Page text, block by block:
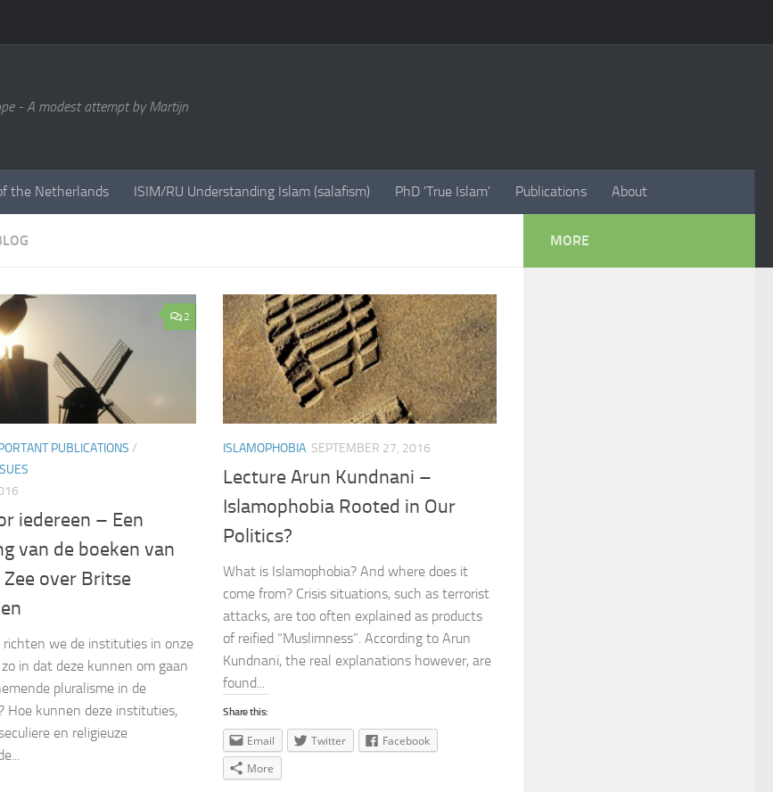
- A modest attempt by Martijn
the Netherlands ISIM/RU Understanding Islam (salafism) PhD 'True Islam' Publications About
2
PUBLICATIONS /
iedereen – Een
van de boeken van
over Britse
richten we de instituties in onze
in dat deze kunnen om gaan
pluralisme in de
Hoe kunnen deze instituties,
en religieuze
ISLAMOPHOBIA SEPTEMBER 27, 2016
Lecture Arun Kundnani –
Islamophobia Rooted in Our
Politics?
What is Islamophobia? And where does it
come from? Crisis situations, such as terrorist
attacks, are too often explained as products
of reified “Muslimness”. According to Arun
Kundnani, the real explanations however, are
found...
Share this:
Email Twitter
Facebook
More
MORE